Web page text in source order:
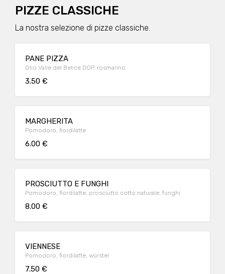
PIZZE CLASSICHE
La nostra selezione di pizze classiche.
PANE PIZZA
Olio Valle del Belice DOP, rosmarino
3.50 €
MARGHERITA
Pomodoro, fiordilatte
6.00 €
PROSCIUTTO E FUNGHI
Pomodoro, fiordilatte, prosciutto cotto naturale, funghi
8.00 €
VIENNESE
Pomodoro, fiordilatte, würstel
7.50 €